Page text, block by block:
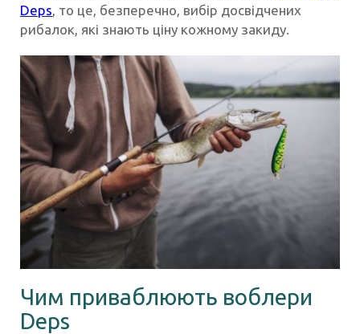
Deps, то це, безперечно, вибір досвідчених
рибалок, які знають ціну кожному закиду.
Чим приваблюють воблери
Deps